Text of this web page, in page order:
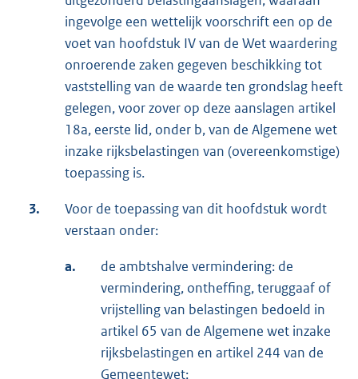
ingevolge een wettelijk voorschrift een op de
voet van hoofdstuk IV van de Wet waardering
onroerende zaken gegeven beschikking tot
vaststelling van de waarde ten grondslag heeft
gelegen, voor zover op deze aanslagen artikel
18a, eerste lid, onder b, van de Algemene wet
inzake rijksbelastingen van (overeenkomstige)
toepassing is.
3.
Voor de toepassing van dit hoofdstuk wordt
verstaan onder:
a.
de ambtshalve vermindering: de
vermindering, ontheffing, teruggaaf of
vrijstelling van belastingen bedoeld in
artikel 65 van de Algemene wet inzake
rijksbelastingen en artikel 244 van de
Gemeentewet;